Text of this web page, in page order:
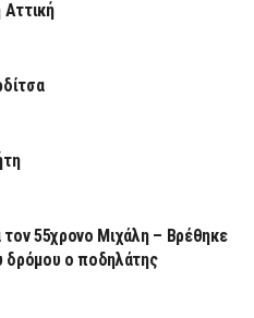
τον 55χρονο Μιχάλη – Βρέθηκε
δρόμου ο ποδηλάτης